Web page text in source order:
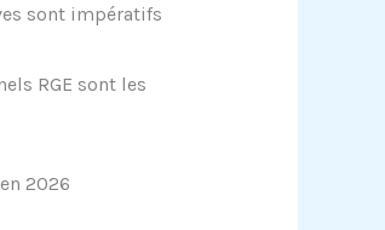
sont impératifs
RGE sont les
2026